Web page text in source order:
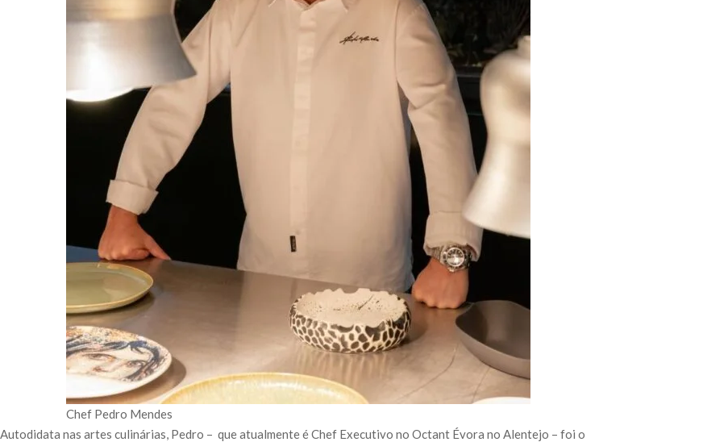
Chef Pedro Mendes
Autodidata nas artes culinárias, Pedro – que atualmente é Chef Executivo no Octant Évora no Alentejo – foi o